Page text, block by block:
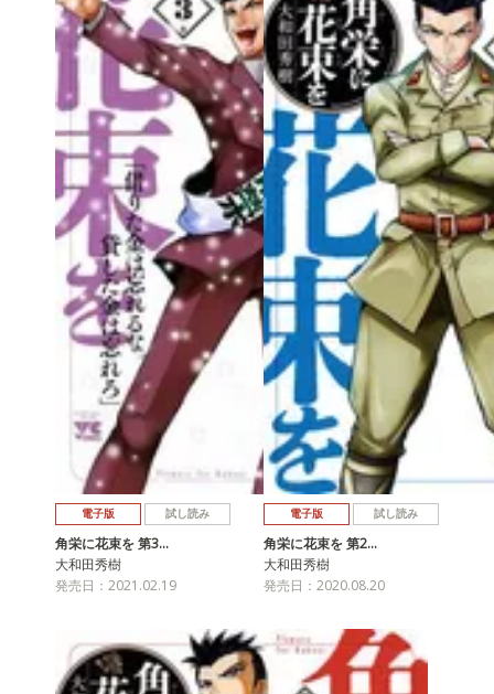
電子版 試し読み
角栄に花束を 第3…
大和田秀樹
発売日：2021.02.19
電子版 試し読み
角栄に花束を 第2…
大和田秀樹
発売日：2020.08.20